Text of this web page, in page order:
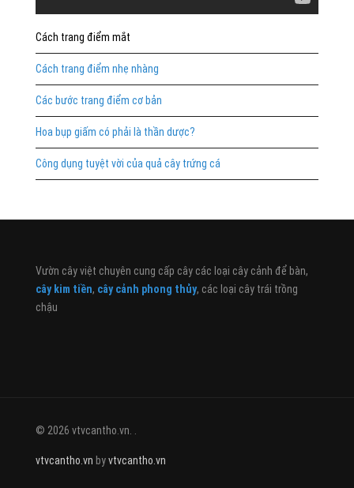
Cách trang điểm mắt
Cách trang điểm nhẹ nhàng
Các bước trang điểm cơ bản
Hoa bụp giấm có phải là thần dược?
Công dụng tuyệt vời của quả cây trứng cá
Vườn cây việt chuyên cung cấp cây các loại cây cảnh để bàn,
cây kim tiền, cây cảnh phong thủy, các loại cây trái trồng
chậu
© 2026 vtvcantho.vn. .
vtvcantho.vn byvtvcantho.vn